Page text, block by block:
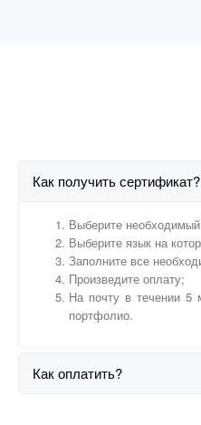
Как получить сертификат?
Выберите
Выберите язык на
Заполните все
Произведите оплату;
На почту в течении 5
портфолио.
Как оплатить?